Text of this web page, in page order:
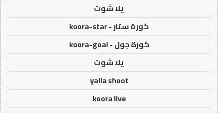
يلا شوت
كورة ستار - koora-star
كورة جول - koora-goal
يلا شوت
yalla shoot
koora live